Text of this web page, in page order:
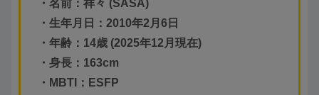
・名前：祥々 (SASA)
・生年月日：2010年2月6日
・年齢：14歳 (2025年12月現在)
・身長：163cm
・MBTI：ESFP